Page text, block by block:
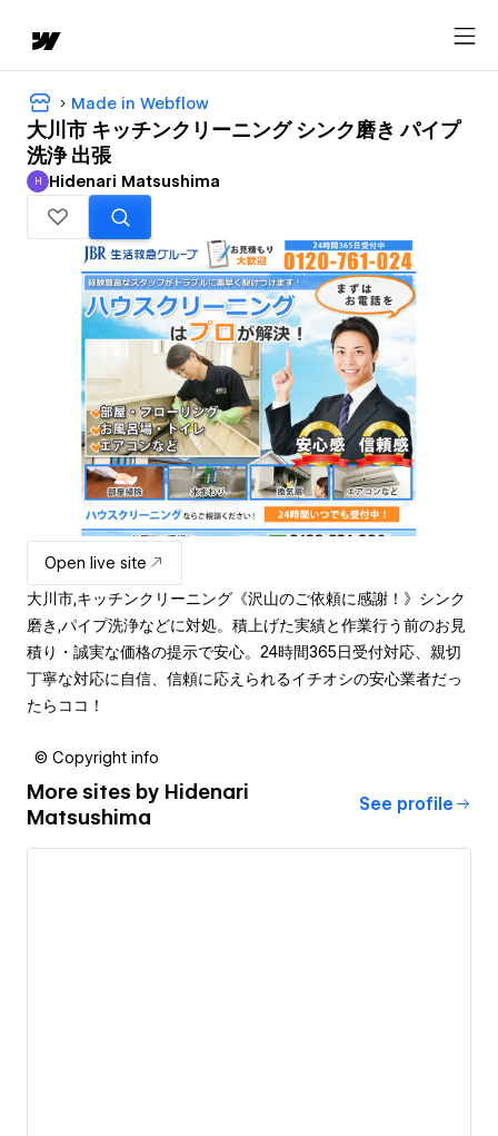
Made in Webflow
大川市 キッチンクリーニング シンク磨き パイプ
洗浄 出張
Hidenari Matsushima
H Hidenari Matsushima
Open live site
大川市,キッチンクリーニング《沢山のご依頼に感謝！》シンク
磨き,パイプ洗浄などに対処。積上げた実績と作業行う前のお見
積り・誠実な価格の提示で安心。24時間365日受付対応、親切
丁寧な対応に自信、信頼に応えられるイチオシの安心業者だっ
たらココ！
© Copyright info
More sites by Hidenari
Matsushima
See profile